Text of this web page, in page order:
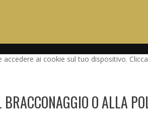
ai cookie sul tuo dispositivo.
O ALLA